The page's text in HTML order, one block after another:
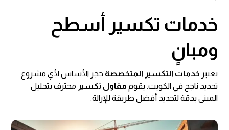
خدمات تكسير أسطح
ومبانٍ
تعتبر خدمات التكسير المتخصصة حجر الأساس لأي مشروع
تجديد ناجح في الكويت. يقوم مقاول تكسير محترف بتحليل
المبنى بدقة لتحديد أفضل طريقة للإزالة.